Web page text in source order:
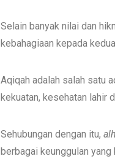
Selain banyak nilai dan
kebahagiaan kepada
Aqiqah adalah salah satu
kekuatan, kesehatan lahir
Sehubungan dengan itu,
berbagai keunggulan